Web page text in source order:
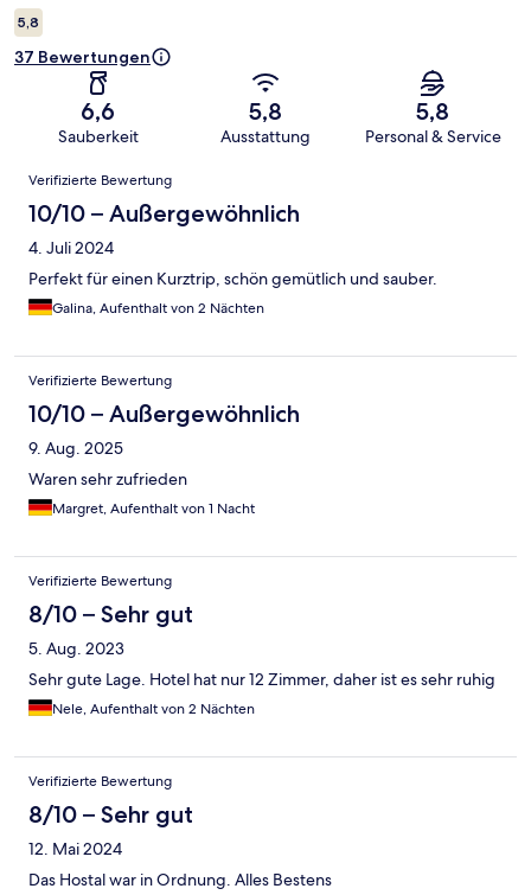
5,8
37 Bewertungen
6,6
Sauberkeit
5,8
Ausstattung
5,8
Personal & Service
Bewertungen
Verifizierte Bewertung
10/10 – Außergewöhnlich
4. Juli 2024
Perfekt für einen Kurztrip, schön gemütlich und sauber.
Galina, Aufenthalt von 2 Nächten
Verifizierte Bewertung
10/10 – Außergewöhnlich
9. Aug. 2025
Waren sehr zufrieden
Margret, Aufenthalt von 1 Nacht
Verifizierte Bewertung
8/10 – Sehr gut
5. Aug. 2023
Sehr gute Lage. Hotel hat nur 12 Zimmer, daher ist es sehr ruhig
Nele, Aufenthalt von 2 Nächten
Verifizierte Bewertung
8/10 – Sehr gut
12. Mai 2024
Das Hostal war in Ordnung. Alles Bestens